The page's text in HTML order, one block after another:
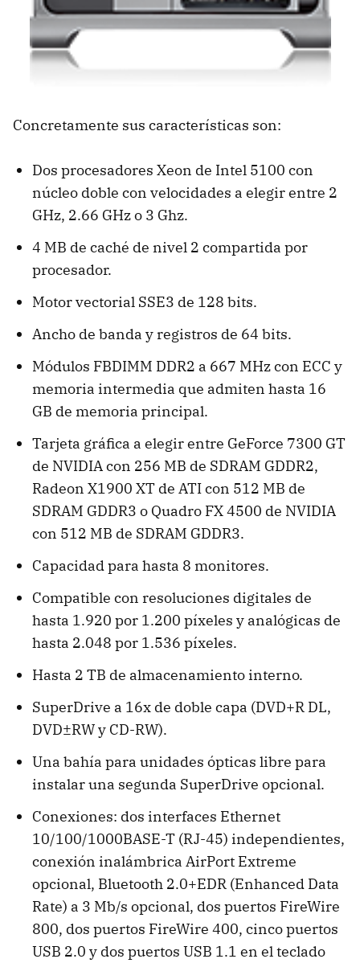
Concretamente sus características son:
Dos procesadores Xeon de Intel 5100 con
núcleo doble con velocidades a elegir entre 2
GHz, 2.66 GHz o 3 Ghz.
4 MB de caché de nivel 2 compartida por
procesador.
Motor vectorial SSE3 de 128 bits.
Ancho de banda y registros de 64 bits.
Módulos FBDIMM DDR2 a 667 MHz con ECC y
memoria intermedia que admiten hasta 16
GB de memoria principal.
Tarjeta gráfica a elegir entre GeForce 7300 GT
de NVIDIA con 256 MB de SDRAM GDDR2,
Radeon X1900 XT de ATI con 512 MB de
SDRAM GDDR3 o Quadro FX 4500 de NVIDIA
con 512 MB de SDRAM GDDR3.
Capacidad para hasta 8 monitores.
Compatible con resoluciones digitales de
hasta 1.920 por 1.200 píxeles y analógicas de
hasta 2.048 por 1.536 píxeles.
Hasta 2 TB de almacenamiento interno.
SuperDrive a 16x de doble capa (DVD+R DL,
DVD±RW y CD-RW).
Una bahía para unidades ópticas libre para
instalar una segunda SuperDrive opcional.
Conexiones: dos interfaces Ethernet
10/100/1000BASE-T (RJ-45) independientes,
conexión inalámbrica AirPort Extreme
opcional, Bluetooth 2.0+EDR (Enhanced Data
Rate) a 3 Mb/s opcional, dos puertos FireWire
800, dos puertos FireWire 400, cinco puertos
USB 2.0 y dos puertos USB 1.1 en el teclado